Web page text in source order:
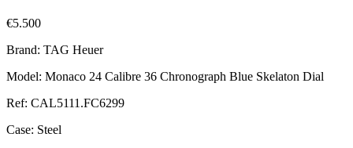
€5.500
Brand: TAG Heuer
Model: Monaco 24 Calibre 36 Chronograph Blue Skelaton Dial
Ref: CAL5111.FC6299
Case: Steel